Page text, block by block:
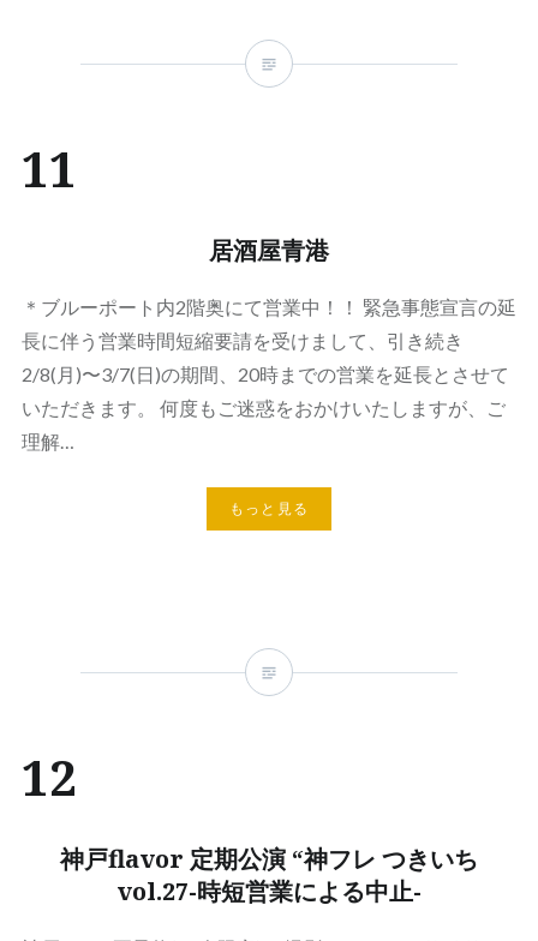
11
居酒屋青港
＊ブルーポート内2階奥にて営業中！！ 緊急事態宣言の延
長に伴う営業時間短縮要請を受けまして、引き続き
2/8(月)〜3/7(日)の期間、20時までの営業を延長とさせて
いただきます。 何度もご迷惑をおかけいたしますが、ご
理解…
もっと見る
12
神戸flavor 定期公演 “神フレ つきいち
vol.27-時短営業による中止-